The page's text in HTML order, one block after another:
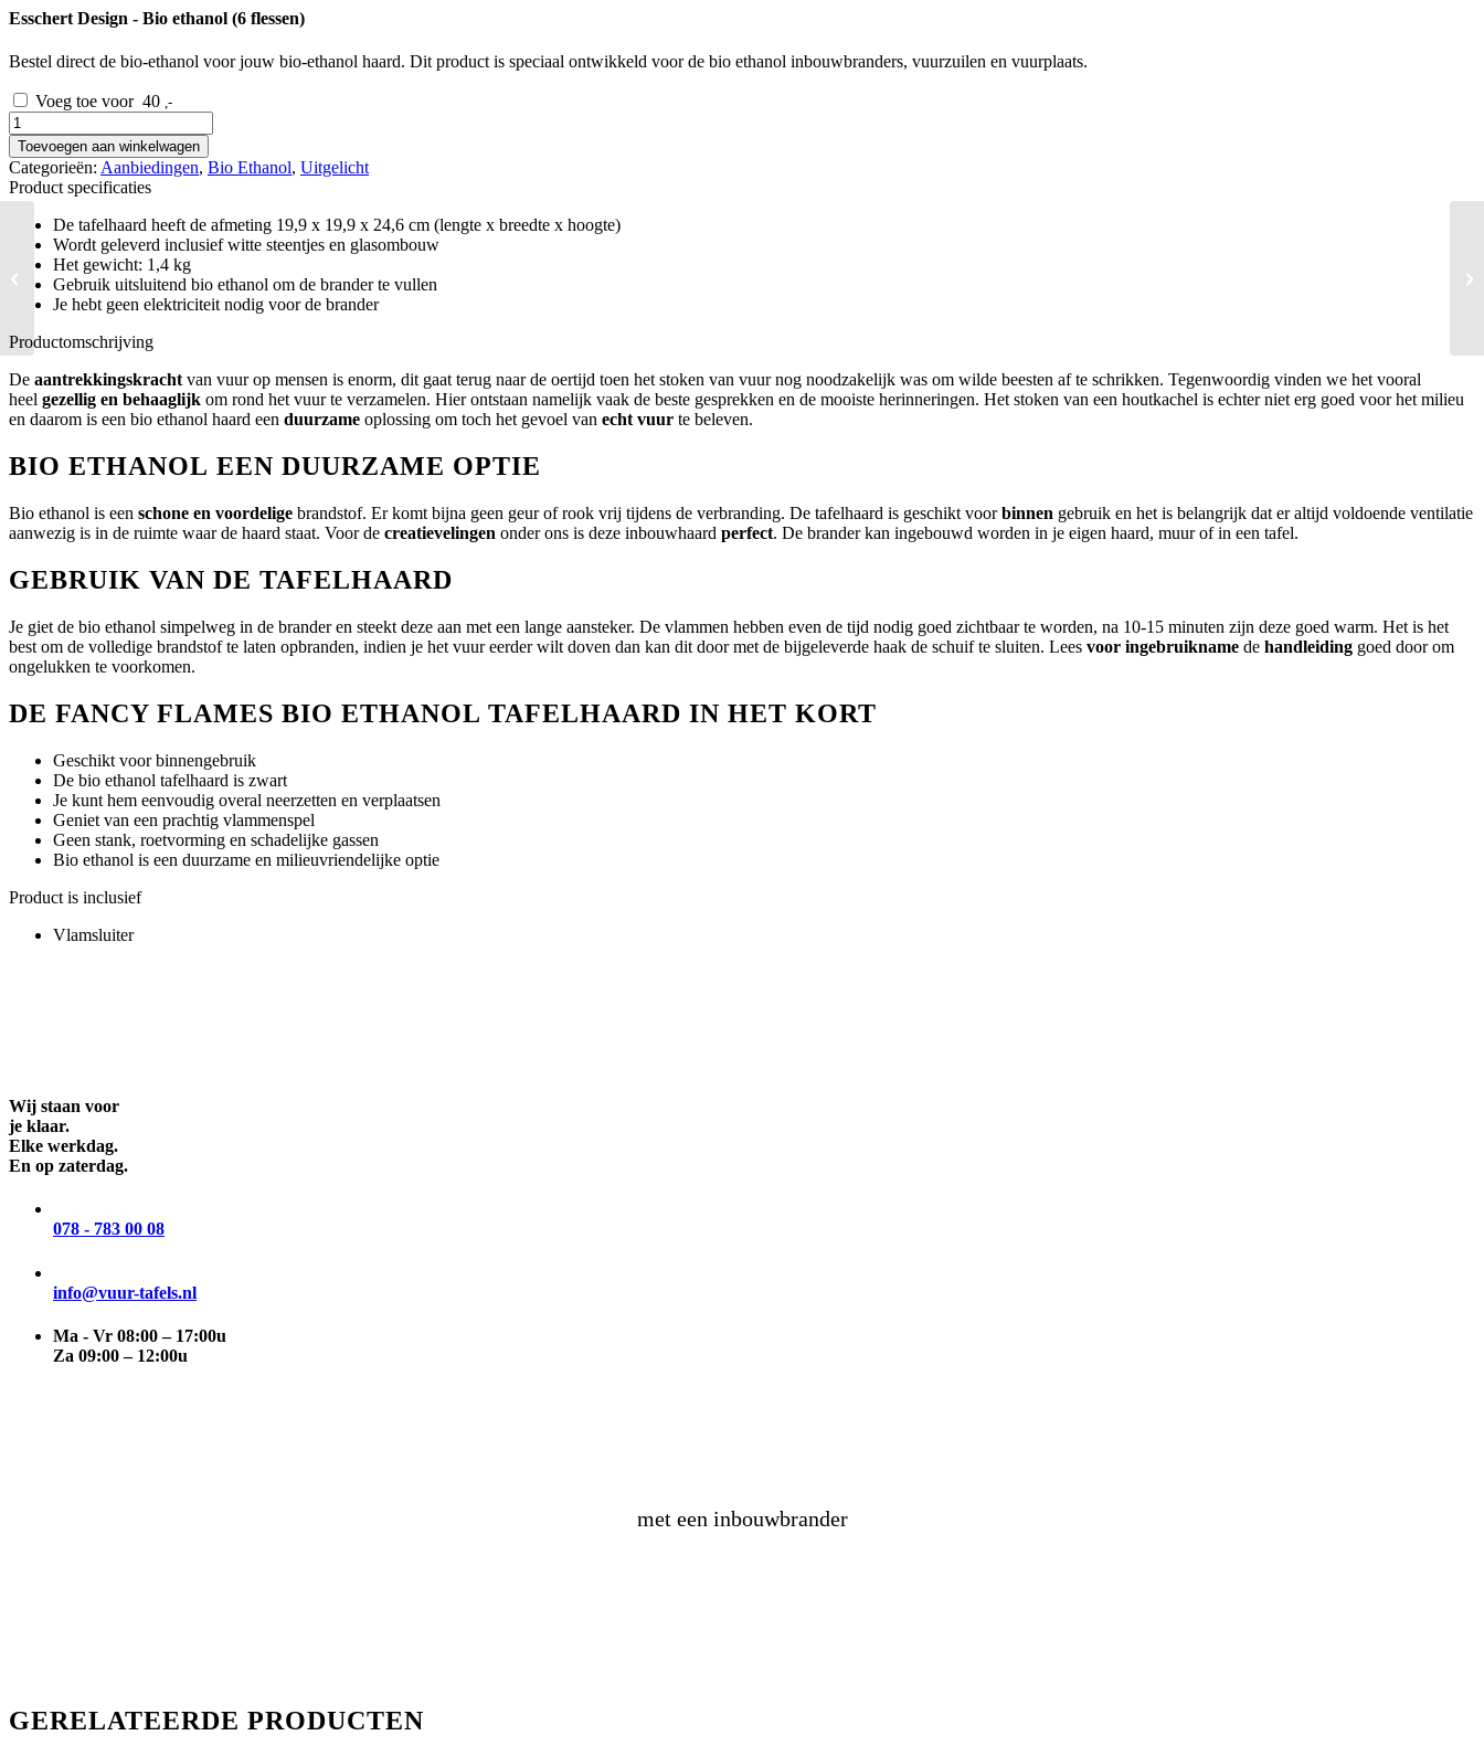
Esschert Design - Bio ethanol (6 flessen)
Bestel direct de bio-ethanol voor jouw bio-ethanol haard. Dit product is speciaal ontwikkeld voor de bio ethanol inbouwbranders, vuurzuilen en vuurplaats.
Voeg toe voor 40 ,-
Fancy
Flames
bio
ethanol
tafelhaard
Concaaf
aantal
Toevoegen aan winkelwagen
Categorieën: Aanbiedingen, Bio Ethanol, Uitgelicht
Product specificaties
De tafelhaard heeft de afmeting 19,9 x 19,9 x 24,6 cm (lengte x breedte x hoogte)
Wordt geleverd inclusief witte steentjes en glasombouw
Het gewicht: 1,4 kg
Gebruik uitsluitend bio ethanol om de brander te vullen
Je hebt geen elektriciteit nodig voor de brander
Productomschrijving
De aantrekkingskracht van vuur op mensen is enorm, dit gaat terug naar de oertijd toen het stoken van vuur nog noodzakelijk was om wilde beesten af te schrikken. Tegenwoordig vinden we het vooral
heel gezellig en behaaglijk om rond het vuur te verzamelen. Hier ontstaan namelijk vaak de beste gesprekken en de mooiste herinneringen. Het stoken van een houtkachel is echter niet erg goed voor het milieu
en daarom is een bio ethanol haard een duurzame oplossing om toch het gevoel van echt vuur te beleven.
BIO ETHANOL EEN DUURZAME OPTIE
Bio ethanol is een schone en voordelige brandstof. Er komt bijna geen geur of rook vrij tijdens de verbranding. De tafelhaard is geschikt voorbinnen gebruik en het is belangrijk dat er altijd voldoende ventilatie
aanwezig is in de ruimte waar de haard staat. Voor de creatievelingen onder ons is deze inbouwhaard perfect. De brander kan ingebouwd worden in je eigen haard, muur of in een tafel.
GEBRUIK VAN DE TAFELHAARD
Je giet de bio ethanol simpelweg in de brander en steekt deze aan met een lange aansteker. De vlammen hebben even de tijd nodig goed zichtbaar te worden, na 10-15 minuten zijn deze goed warm. Het is het
best om de volledige brandstof te laten opbranden, indien je het vuur eerder wilt doven dan kan dit door met de bijgeleverde haak de schuif te sluiten. Lees voor ingebruikname de handleiding goed door om
ongelukken te voorkomen.
DE FANCY FLAMES BIO ETHANOL TAFELHAARD IN HET KORT
Geschikt voor binnengebruik
De bio ethanol tafelhaard is zwart
Je kunt hem eenvoudig overal neerzetten en verplaatsen
Geniet van een prachtig vlammenspel
Geen stank, roetvorming en schadelijke gassen
Bio ethanol is een duurzame en milieuvriendelijke optie
Product is inclusief
Vlamsluiter
Wij staan voor
je klaar.
Elke werkdag.
En op zaterdag.
078 - 783 00 08
info@vuur-tafels.nl
Ma - Vr 08:00 – 17:00u
Za 09:00 – 12:00u
met een inbouwbrander
GERELATEERDE PRODUCTEN
Fancy Flames bio ethanol
tafelhaard 21x25x28 cm